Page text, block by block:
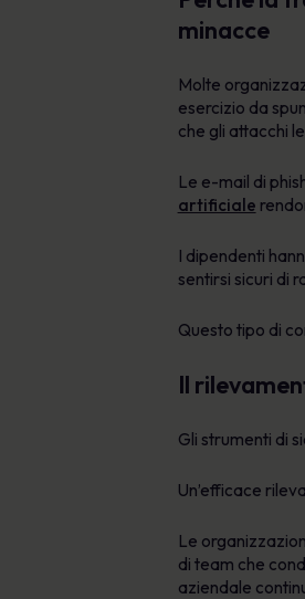
minacce
Molte
esercizio da
che gli attacchi
Le e-mail di
artificiale
I dipendenti
sentirsi sicuri di
Questo tipo di
Il
Gli strumenti di
Un’efficace
Le
di team che
aziendale